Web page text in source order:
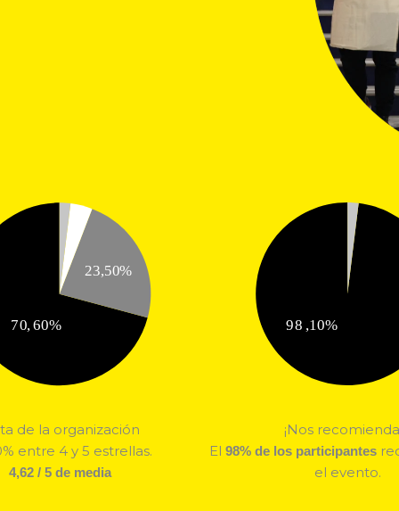
de la organización
entre 4 y 5 estrellas.
4,62 / 5 de media
¡Nos
El 98% de los participantes
el evento.